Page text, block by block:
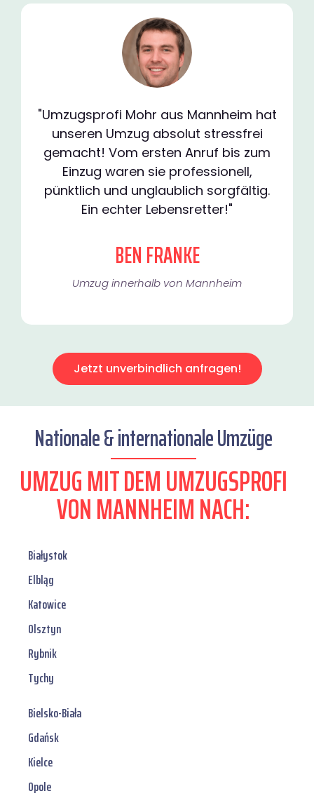
"Umzugsprofi Mohr aus Mannheim hat
unseren Umzug absolut stressfrei
gemacht! Vom ersten Anruf bis zum
Einzug waren sie professionell,
pünktlich und unglaublich sorgfältig.
Ein echter Lebensretter!"
BEN FRANKE
Umzug innerhalb von Mannheim​
Jetzt unverbindlich anfragen!
Nationale & internationale Umzüge
UMZUG MIT DEM UMZUGSPROFI
VON MANNHEIM NACH:
Białystok
Elbląg
Katowice
Olsztyn
Rybnik
Tychy
Bielsko-Biała
Gdańsk
Kielce
Opole